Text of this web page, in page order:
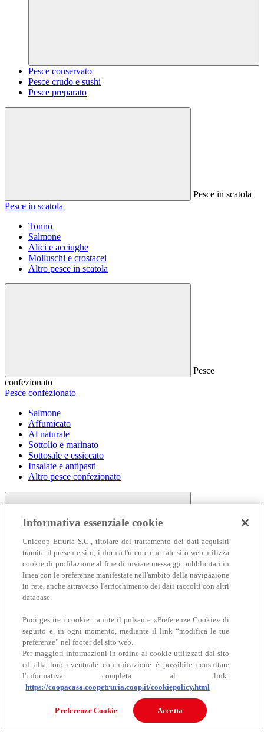
Pesce conservato
Pesce crudo e sushi
Pesce preparato
Pesce in scatola
Pesce in scatola
Tonno
Salmone
Alici e acciughe
Molluschi e crostacei
Altro pesce in scatola
Pesce
confezionato
Pesce confezionato
Salmone
Affumicato
Al naturale
Sottolio e marinato
Sottosale e essiccato
Insalate e antipasti
Altro pesce confezionato
Carne
Carne
Bovino
Informativa essenziale cookie
Unicoop Etruria S.C., titolare del trattamento dei dati acquisiti
tramite il presente sito, informa l'utente che tale sito web utilizza
cookie di profilazione al fine di inviare messaggi pubblicitari in
linea con le preferenze manifestate nell'ambito della navigazione
in rete, anche attraverso l'arricchimento dei dati raccolti con altri
database.
Puoi gestire i cookie tramite il pulsante «Preferenze Cookie» di
seguito e, in ogni momento, mediante il link “modifica le tue
preferenze” nel footer del sito web.
Per maggiori informazioni in ordine ai cookie utilizzati dal sito
ed alla loro eventuale comunicazione è possibile consultare
l'informativa completa al link:
https://coopacasa.coopetruria.coop.it/cookiepolicy.html
Preferenze Cookie Accetta